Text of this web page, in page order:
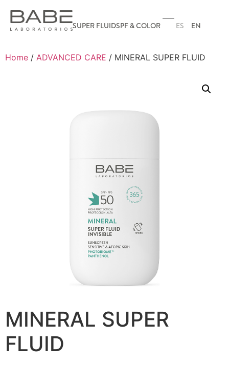
SUPER FLUIDSPF & COLOR ES EN
Home / ADVANCED CARE / MINERAL SUPER FLUID
MINERAL SUPER
FLUID